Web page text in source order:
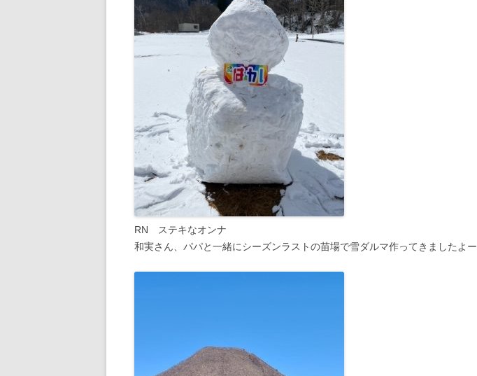
RN ステキなオンナ
和実さん、パパと一緒にシーズンラストの苗場で雪ダルマ作ってきましたよー